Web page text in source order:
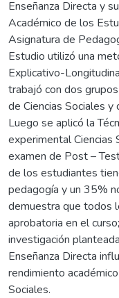
Enseñanza Directa y
Académico de los
Asignatura de
Estudio utilizó una
Explicativo-
trabajó con dos
de Ciencias Sociales y
Luego se aplicó la
experimental Ciencias
examen de Post –
de los estudiantes
pedagogía y un 35%
demuestra que todos
aprobatoria en el
investigación
Enseñanza Directa
rendimiento
Sociales.